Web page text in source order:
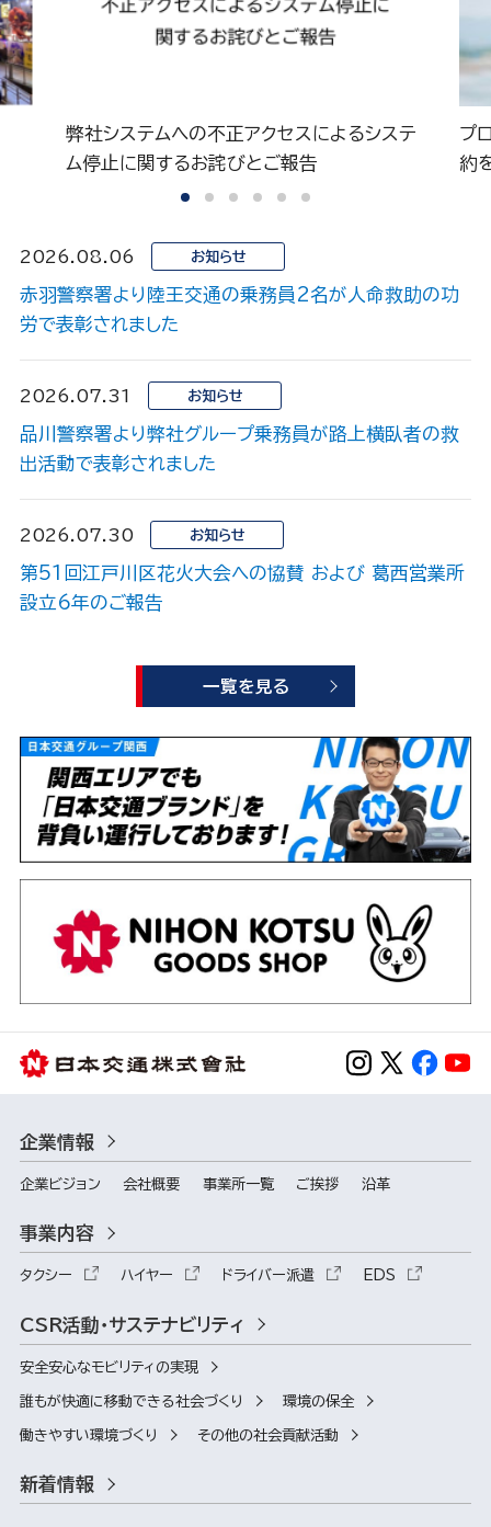
弊社システムへの不正アクセスによるシステ
ム停止に関するお詫びとご報告
プロサー
約を締結
2026.08.06 お知らせ
赤羽警察署より陸王交通の乗務員2名が人命救助の功
労で表彰されました
2026.07.31 お知らせ
品川警察署より弊社グループ乗務員が路上横臥者の救
出活動で表彰されました
2026.07.30 お知らせ
第51回江戸川区花火大会への協賛 および 葛西営業所
設立6年のご報告
一覧を見る
企業情報
企業ビジョン 会社概要 事業所一覧 ご挨拶 沿革
事業内容
タクシー ハイヤー ドライバー派遣 EDS
CSR活動・サステナビリティ
安全安心なモビリティの実現
誰もが快適に移動できる社会づくり 環境の保全
働きやすい環境づくり その他の社会貢献活動
新着情報